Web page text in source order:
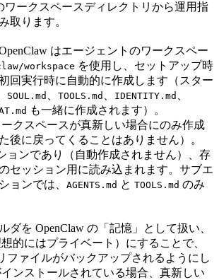
ワークスペースディレクトリから運用指
取ります。
はエージェントのワークスペー
workspace を使用し、セットアップ時
回実行時に自動的に作成します（スター
SOUL.md TOOLS.md IDENTITY.md
も一緒に作成されます）。
クスペースが真新しい場合にのみ作成
後に戻ってくることはありません）。
ョンであり（自動作成されません）、存
セッション用に読み込まれます。サブエ
ョンでは、 AGENTS.md と TOOLS.md のみ
ダを OpenClaw の「記憶」として扱い、
的にはプライベート）にすることで、
ファイルがバックアップされるようにし
ンストールされている場合、真新しい